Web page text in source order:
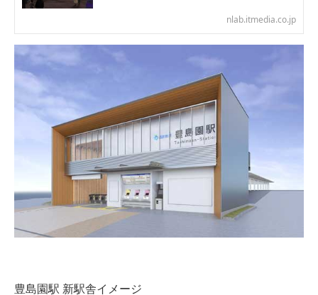
マーケ×ITの今がよく分かる
ITエンジニア向け専門サイト
企業向けIT製品の総合サイト
IT製品の技術・比較・事例
製造業のIT導入・活用を支援
モノづくり技術者専門サイト
エレクトロニクス専門サイト
エネルギーの専門メディア
nlab.itmedia.co.jp
豊島園駅 新駅舎イメージ